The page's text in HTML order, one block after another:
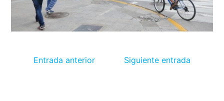
Entrada anterior Siguiente entrada